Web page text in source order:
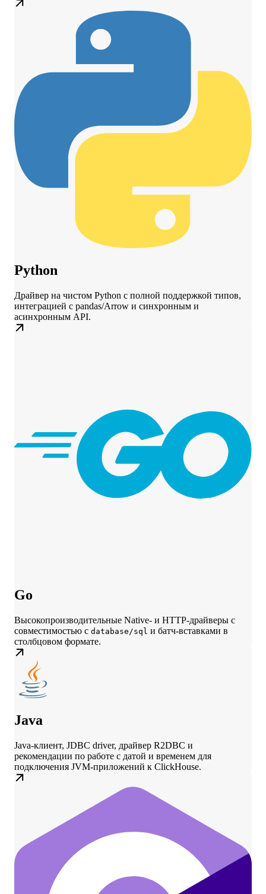
Python
Драйвер на чистом Python с полной поддержкой типов,
интеграцией с pandas/Arrow и синхронным и
асинхронным API.
Go
Высокопроизводительные Native- и HTTP-драйверы с
совместимостью с database/sql и батч-вставками в
столбцовом формате.
Java
Java-клиент, JDBC driver, драйвер R2DBC и
рекомендации по работе с датой и временем для
подключения JVM-приложений к ClickHouse.